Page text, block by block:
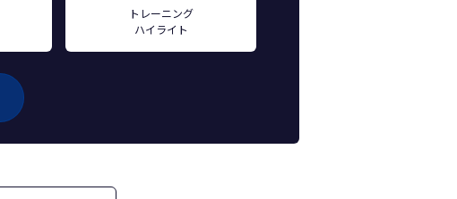
トレーニング
ハイライト